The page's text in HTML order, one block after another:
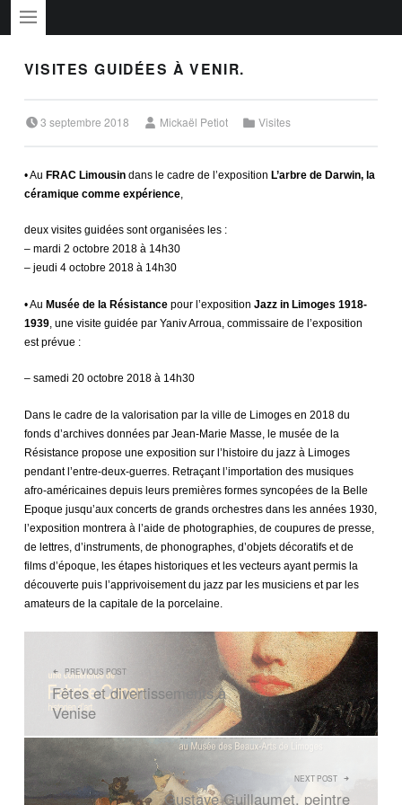
VISITES GUIDÉES À VENIR.
3 septembre 2018 Mickaël Petiot Visites
• Au FRAC Limousindans le cadre de l’exposition L’arbre de Darwin, la
céramique comme expérience,
deux visites guidées sont organisées les :
– mardi 2 octobre 2018 à 14h30
– jeudi 4 octobre 2018 à 14h30
• Au Musée de la Résistancepour l’exposition Jazz in Limoges 1918-
1939, une visite guidée par Yaniv Arroua, commissaire de l’exposition
est prévue :
– samedi 20 octobre 2018 à 14h30
Dans le cadre de la valorisation par la ville de Limoges en 2018 du
fonds d’archives données par Jean-Marie Masse, le musée de la
Résistance propose une exposition sur l’histoire du jazz à Limoges
pendant l’entre-deux-guerres. Retraçant l’importation des musiques
afro-américaines depuis leurs premières formes syncopées de la Belle
Epoque jusqu’aux concerts de grands orchestres dans les années 1930,
l’exposition montrera à l’aide de photographies, de coupures de presse,
de lettres, d’instruments, de phonographes, d’objets décoratifs et de
films d’époque, les étapes historiques et les vecteurs ayant permis la
découverte puis l’apprivoisement du jazz par les musiciens et par les
amateurs de la capitale de la porcelaine.
NAVIGATION DE L’ARTICLE
PREVIOUS POST
Fêtes et divertissements à
Venise
NEXT POST
Gustave Guillaumet, peintre